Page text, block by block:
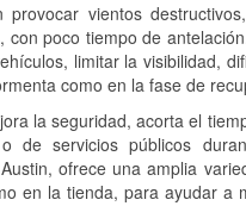
vientos
poco tiempo de
limitar la visibilidad,
como en la fase de
la seguridad, acorta el
servicios públicos
ofrece una amplia
en la tienda, para ayudar a